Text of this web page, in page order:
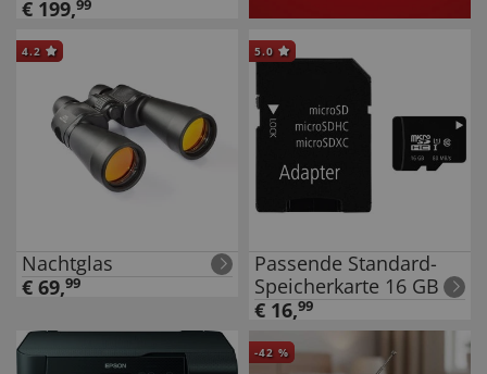
Radio
€ 199,99
4.2
Nachtglas
€ 69,99
5.0
Passende Standard-
Speicherkarte 16 GB
€ 16,99
-42 %